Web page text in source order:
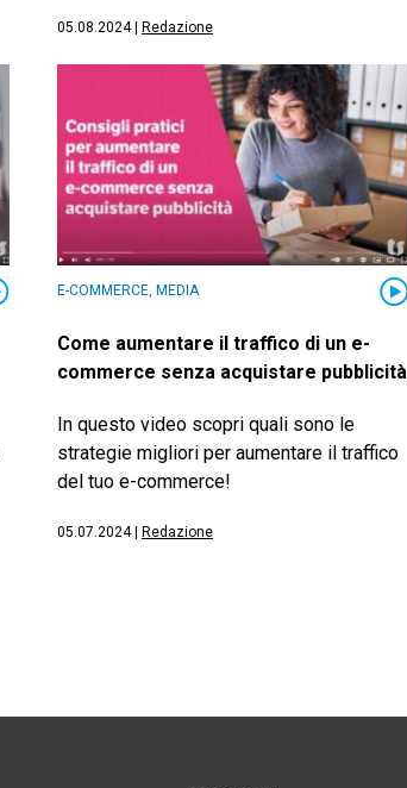
05.08.2024| Redazione
E-COMMERCE, MEDIA
Come aumentare il traffico di un e-
commerce senza acquistare pubblicità
In questo video scopri quali sono le
strategie migliori per aumentare il traffico
del tuo e-commerce!
05.07.2024| Redazione